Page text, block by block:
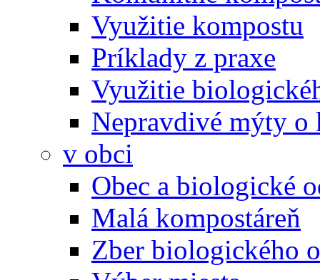
Využitie kompostu
Príklady z praxe
Využitie
Nepravdivé mýty o
v obci
Obec a biologické
Malá kompostáreň
Zber biologického